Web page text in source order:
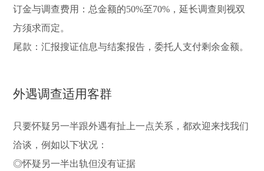
订金与调查费用：总金额的50%至70%，延长调查则视双
方须求而定。
尾款：汇报搜证信息与结案报告，委托人支付剩余金额。
外遇调查适用客群
只要怀疑另一半跟外遇有扯上一点关系，都欢迎来找我们
洽谈，例如以下状况：
◎怀疑另一半出轨但没有证据